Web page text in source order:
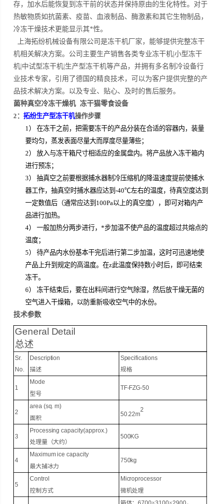
存，加水后能恢复到冻干前的状态并保持原由的生化特性。对于
热敏物质如抗菌素、疫苗、血液制品、酶激素和其它生物制品，
冷冻干燥技术更能显示其*性。
上海拓纷机械设备有限公司是冻干机厂家，能够提供完整冻干
机相关解决方案。公司主要生产销售各类专业冻干机|小型冻干
机|中试型冻干机|生产型冻干机等产品，并拥有多名制冷设备行
业技术专家，引用了德国的精良技术，可以为客户提供完整的产
品技术解决方案。以及专业、贴心、及时的售后服务。
菌种真空冷冻干燥机 冻干猫零食设备
2：拓纷生产型冻干机操作步骤
1）在冻干之前，把需要冻干的产品分装在合适的容器内，装量
要均匀，蒸发表面尽量大而厚度尽量薄些；
2）放入与冻干箱尺寸相适应的金属盘内。将产品放入冻干箱内
进行预冻；
3）抽真空之前要根据捕水器制冷压缩机的降温速度提前使捕水
器工作，抽真空时捕水器应达到-40℃左右的温度，待真空度达到
一定数值后（通常应达到100Pa以上的真空度），即可对箱内产
品进行加热。
4）一般加热分两步进行，*步加温不使产品的温度超过共熔点的
温度；
5）待产品内水份基本干完后进行第二步加温，这时可迅速地使
产品上升到规定的高温度。在z此温度保持数小时后，即可结束
冻干。
6） 冻干结束后，要在出料间进行空气除湿，然后放干燥无菌的
空气进入干燥箱，以防重新吸收空气中的水份。
技术参数
General Detail
总述
Sr.
No.
Description
描述
Specifications
规格
1
Mode
型号
TF-FZG-50
2
area (sq. m)
面积
50.22m
2
3
Processing capacity(approx.)
处理量（大约）
500KG
4
Maximum ice capacity
最大捕冰力
750kg
5
Control
控制方式
Microprocessor
微机处理